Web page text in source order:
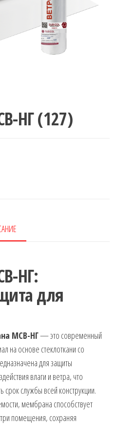
НГ (127)
НГ:
для
МСВ-НГ— это современный
на основе стеклоткани со
для защиты
влаги и ветра, что
срок службы всей конструкции.
мембрана способствует
помещения, сохраняя